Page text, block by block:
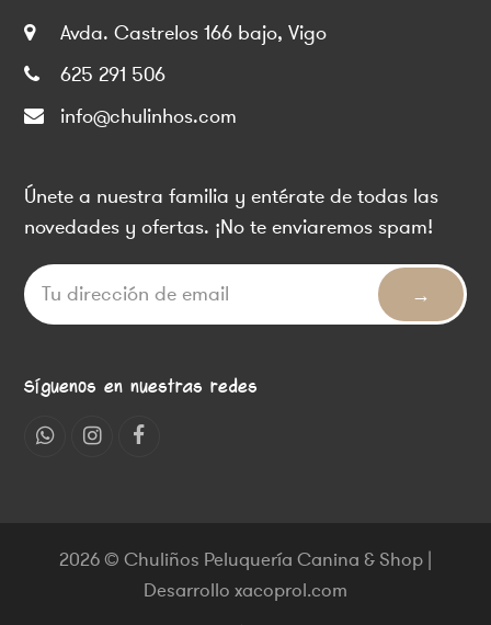
Avda. Castrelos 166 bajo, Vigo
625 291 506
info@chulinhos.com
Únete a nuestra familia y entérate de todas las
novedades y ofertas. ¡No te enviaremos spam!
Síguenos en nuestras redes
Whatsapp
InstagramFacebook
2026 © Chuliños Peluquería Canina & Shop |
Desarrollo xacoprol.com